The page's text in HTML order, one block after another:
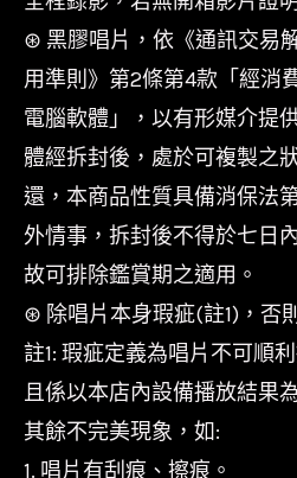
⊛ 黑膠唱片，依《通訊交易
用準則》第2條第4款「經消
電腦軟體」，以有形媒介提
體經拆封後，處於可複製之
還，本商品性質具備消保法
外情事，拆封後不得於七日
故可排除鑑賞期之適用。
⊛ 除唱片本身瑕疵(註1)，否
註1: 瑕疵定義為唱片不可順
且係以本店內設備播放結果
其餘不完美現象，如:
1. 唱片有刮痕、擦痕。